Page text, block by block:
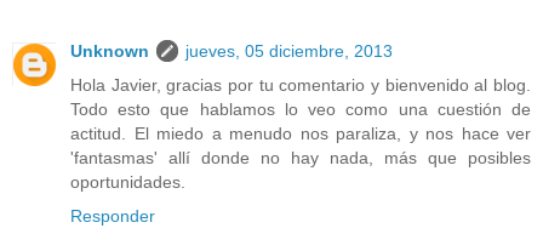
Unknown
jueves, 05 diciembre, 2013
Hola Javier, gracias por tu comentario y bienvenido al blog.
Todo esto que hablamos lo veo como una cuestión de
actitud. El miedo a menudo nos paraliza, y nos hace ver
'fantasmas' allí donde no hay nada, más que posibles
oportunidades.
Responder